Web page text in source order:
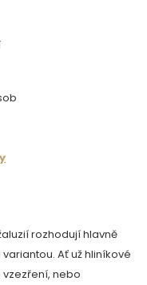
rozhodují hlavně
Ať už hliníkové
nebo